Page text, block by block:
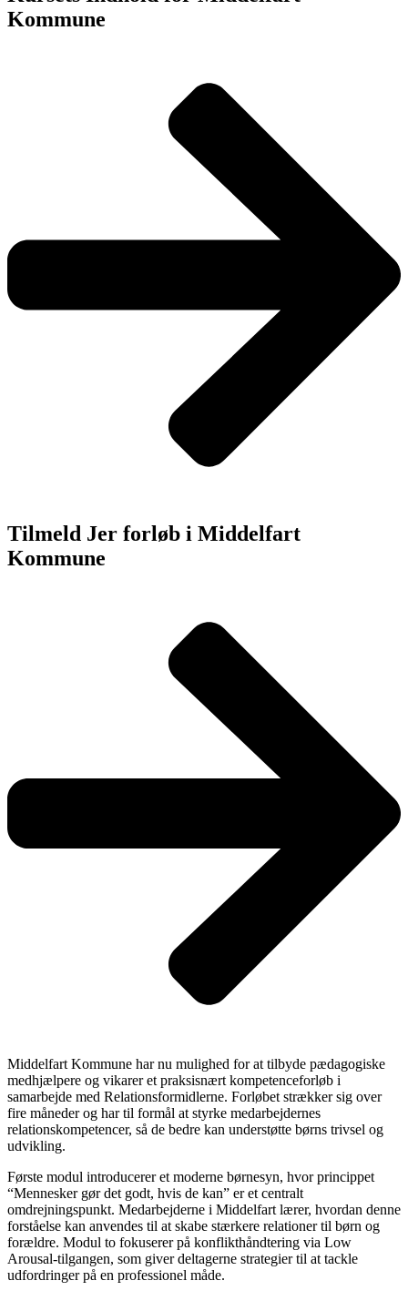
Kommune
Tilmeld Jer forløb i Middelfart
Kommune
Middelfart Kommune har nu mulighed for at tilbyde pædagogiske
medhjælpere og vikarer et praksisnært kompetenceforløb i
samarbejde med Relationsformidlerne. Forløbet strækker sig over
fire måneder og har til formål at styrke medarbejdernes
relationskompetencer, så de bedre kan understøtte børns trivsel og
udvikling.
Første modul introducerer et moderne børnesyn, hvor princippet
“Mennesker gør det godt, hvis de kan” er et centralt
omdrejningspunkt. Medarbejderne i Middelfart lærer, hvordan denne
forståelse kan anvendes til at skabe stærkere relationer til børn og
forældre. Modul to fokuserer på konflikthåndtering via Low
Arousal-tilgangen, som giver deltagerne strategier til at tackle
udfordringer på en professionel måde.